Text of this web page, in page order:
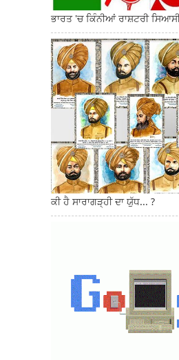
ਭਾਰਤ 'ਚ ਕਿੰਨੀਆਂ ਰਾਸ਼ਟਰੀ
ਕੀ ਹੈ ਸਾਰਾਗੜ੍ਹੀ ਦਾ ਯੁੱਧ... ?